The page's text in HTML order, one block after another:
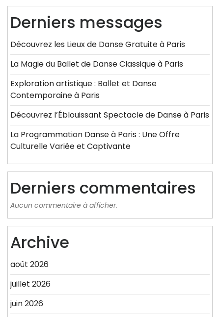
Derniers messages
Découvrez les Lieux de Danse Gratuite à Paris
La Magie du Ballet de Danse Classique à Paris
Exploration artistique : Ballet et Danse
Contemporaine à Paris
Découvrez l’Éblouissant Spectacle de Danse à Paris
La Programmation Danse à Paris : Une Offre
Culturelle Variée et Captivante
Derniers commentaires
Aucun commentaire à afficher.
Archive
août 2026
juillet 2026
juin 2026